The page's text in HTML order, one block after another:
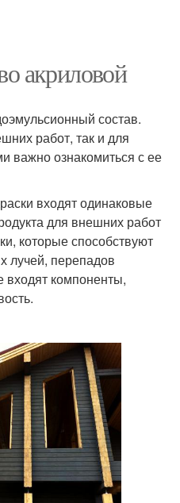
акриловой
состав.
работ, так и для
важно ознакомиться с ее
входят одинаковые
для внешних работ
которые способствуют
лучей, перепадов
входят компоненты,